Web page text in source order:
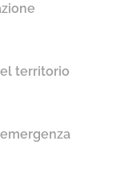
territorio